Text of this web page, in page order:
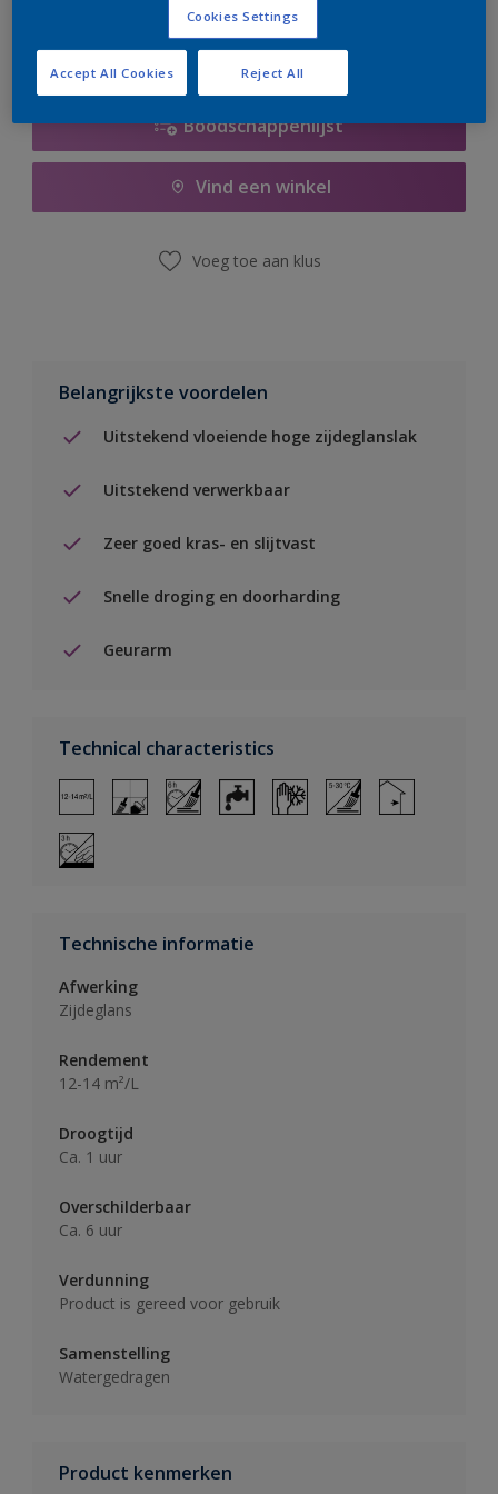
Boodschappenlijst
Vind een winkel
Voeg toe aan klus
Belangrijkste voordelen
Uitstekend vloeiende hoge zijdeglanslak
Uitstekend verwerkbaar
Zeer goed kras- en slijtvast
Snelle droging en doorharding
Geurarm
Technical characteristics
Technische informatie
Afwerking
Zijdeglans
Rendement
12-14 m²/L
Droogtijd
Ca. 1 uur
Overschilderbaar
Ca. 6 uur
Verdunning
Product is gereed voor gebruik
Samenstelling
Watergedragen
Product kenmerken
Cookies Settings
Reject All
Accept All Cookies